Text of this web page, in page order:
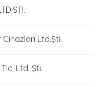
Ltd.Şti.
Ltd. Şti.